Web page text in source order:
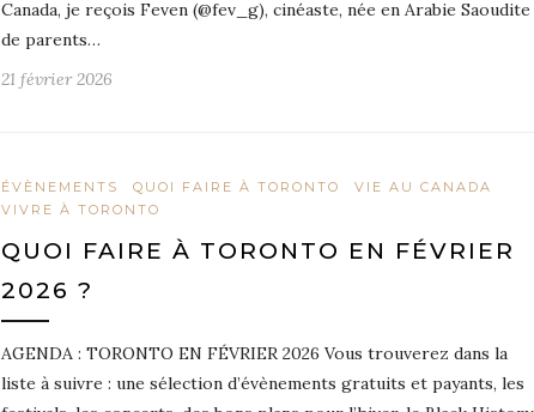
Canada, je reçois Feven (@fev_g), cinéaste, née en Arabie Saoudite
de parents…
21 février 2026
ÉVÈNEMENTS QUOI FAIRE À TORONTO
VIE AU CANADA
VIVRE À TORONTO
QUOI FAIRE À TORONTO EN FÉVRIER
2026 ?
AGENDA : TORONTO EN FÉVRIER 2026 Vous trouverez dans la
liste à suivre : une sélection d’évènements gratuits et payants, les